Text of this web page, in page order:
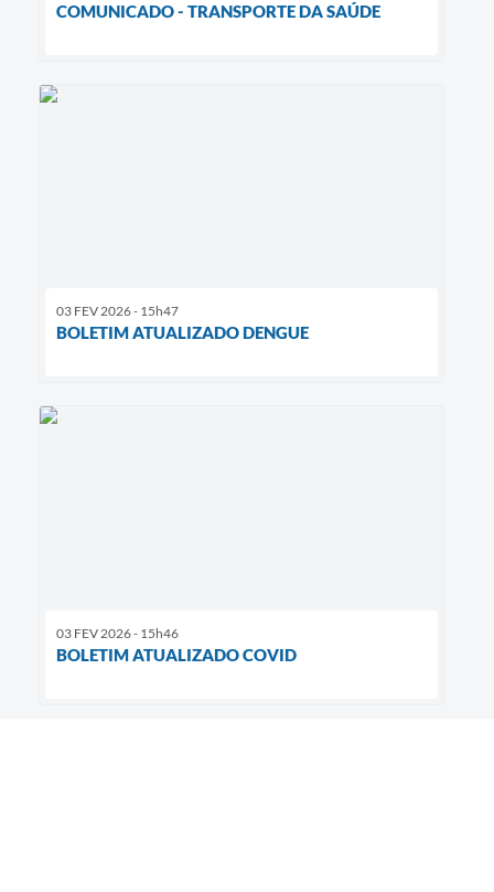
COMUNICADO - TRANSPORTE DA SAÚDE
03 FEV 2026 - 15h47
BOLETIM ATUALIZADO DENGUE
03 FEV 2026 - 15h46
BOLETIM ATUALIZADO COVID